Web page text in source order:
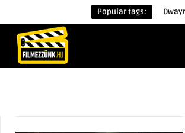
Popular tags: